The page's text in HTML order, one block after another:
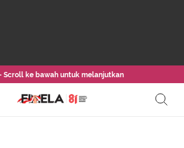
- Scroll ke bawah untuk melanjutkan